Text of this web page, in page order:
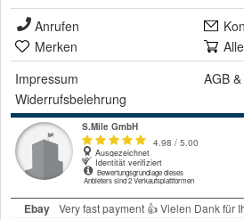
Anrufen
Merken
Impressum
AGB &
Widerrufsbelehrung